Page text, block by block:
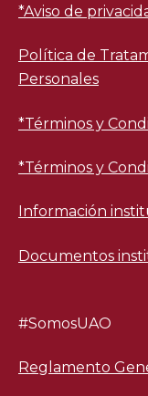
*Aviso de
Política de
Personales
*Términos y
*Términos y
Información
Documentos
#SomosUAO
Reglamento